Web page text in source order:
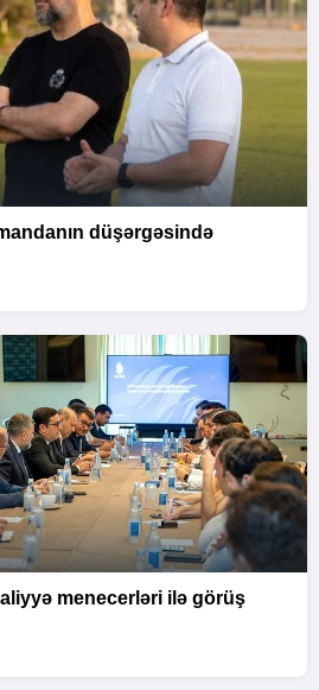
düşərgəsində
menecerləri ilə görüş